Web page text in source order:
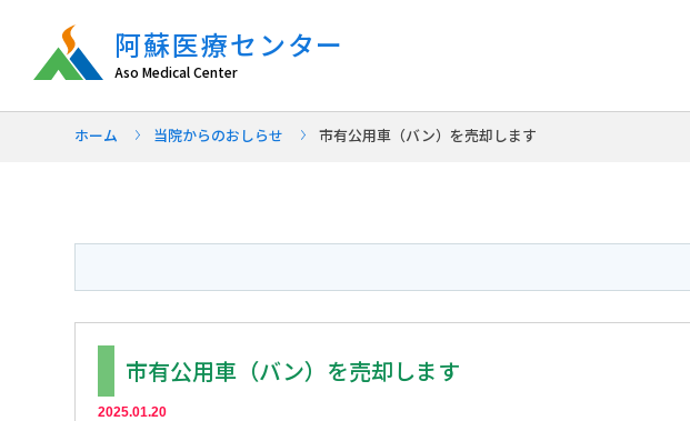
阿蘇医療センター
Aso Medical Center
ホーム 当院からのおしらせ 市有公用車（バン）を売却します
市有公用車（バン）を売却します
2025.01.20